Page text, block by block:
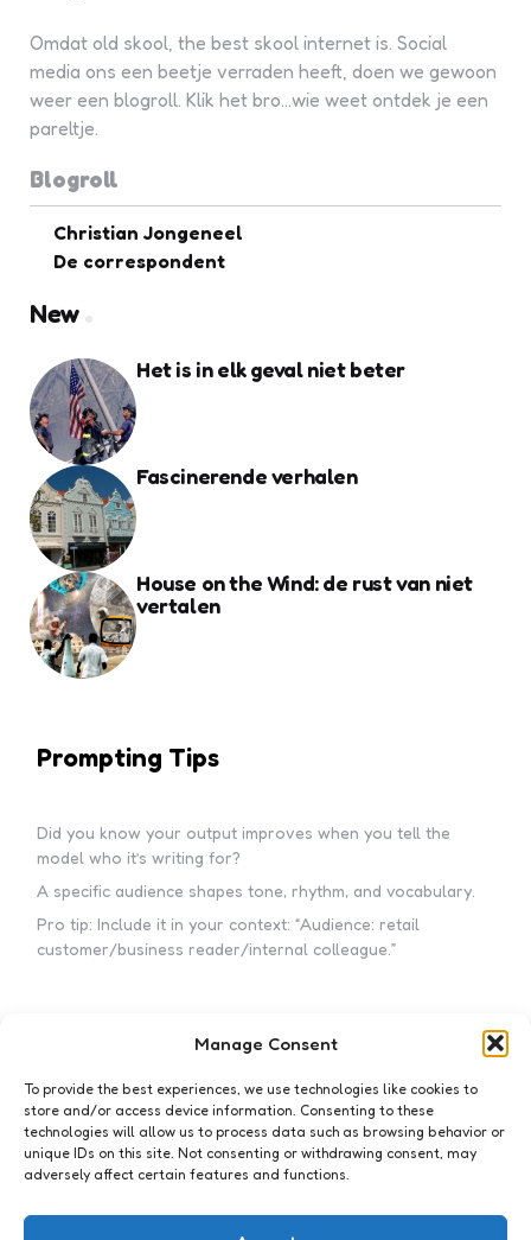
Manage Consent
To provide the best experiences, we use technologies like cookies to
store and/or access device information. Consenting to these
technologies will allow us to process data such as browsing behavior or
unique IDs on this site. Not consenting or withdrawing consent, may
adversely affect certain features and functions.
Omdat old skool, the best skool internet is. Social
media ons een beetje verraden heeft, doen we gewoon
weer een blogroll. Klik het bro...wie weet ontdek je een
pareltje.
Blogroll
Christian Jongeneel
De correspondent
New
Het is in elk geval niet beter
Fascinerende verhalen
House on the Wind: de rust van niet
vertalen
Prompting Tips
Did you know your output improves when you tell the
model who it’s writing for?
A specific audience shapes tone, rhythm, and vocabulary.
Pro tip: Include it in your context: “Audience: retail
customer/business reader/internal colleague.”
Subscribe to my newsletter!